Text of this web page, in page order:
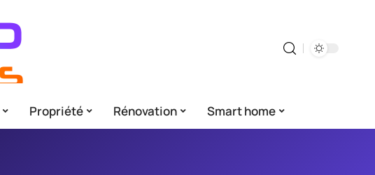
Propriété Rénovation Smart home